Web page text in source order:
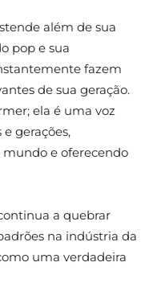
além de sua
pop e sua
fazem
de sua geração.
ela é uma voz
gerações,
mundo e oferecendo
a quebrar
na indústria da
uma verdadeira